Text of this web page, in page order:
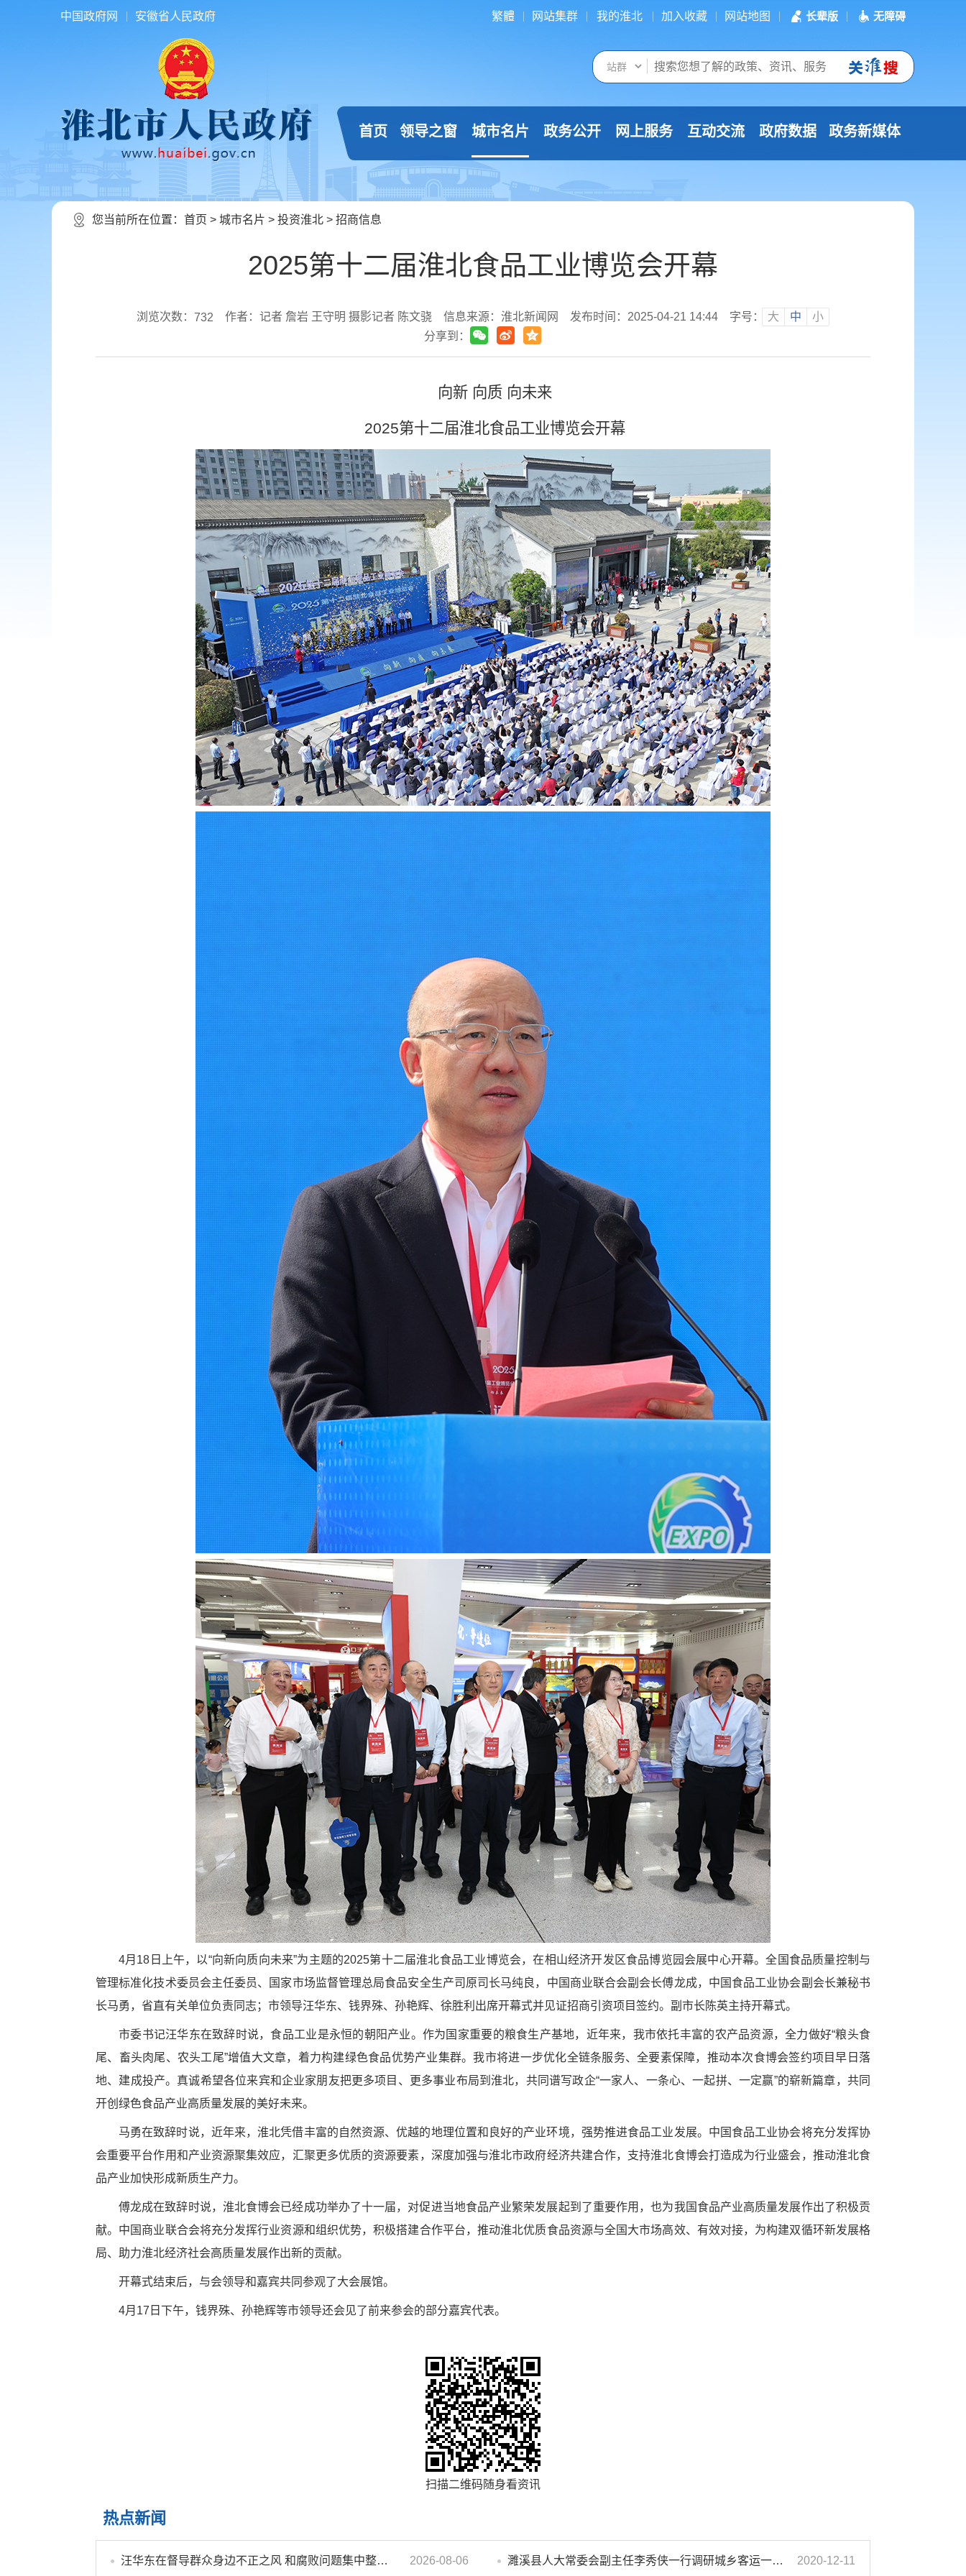
中国政府网 安徽省人民政府 繁體 网站集群 我的淮北 加入收藏 网站地图 长辈版 无障碍
首页 领导之窗 城市名片 政务公开 网上服务 互动交流 政府数据 政务新媒体
您当前所在位置： 首页 > 城市名片 > 投资淮北 > 招商信息
2025第十二届淮北食品工业博览会开幕
浏览次数： 732 作者：记者 詹岩 王守明 摄影记者 陈文骁 信息来源：淮北新闻网 发布时间：2025-04-21 14:44 字号： 大 中
小
分享到：
向新 向质 向未来
2025第十二届淮北食品工业博览会开幕
4月18日上午，以“向新向质向未来”为主题的2025第十二届淮北食品工业博览会，在相山经济开发区食品博览园会展中心开幕。全国食品质量控制与
管理标准化技术委员会主任委员、国家市场监督管理总局食品安全生产司原司长马纯良，中国商业联合会副会长傅龙成，中国食品工业协会副会长兼秘书
长马勇，省直有关单位负责同志；市领导汪华东、钱界殊、孙艳辉、徐胜利出席开幕式并见证招商引资项目签约。副市长陈英主持开幕式。
市委书记汪华东在致辞时说，食品工业是永恒的朝阳产业。作为国家重要的粮食生产基地，近年来，我市依托丰富的农产品资源，全力做好“粮头食
尾、畜头肉尾、农头工尾”增值大文章，着力构建绿色食品优势产业集群。我市将进一步优化全链条服务、全要素保障，推动本次食博会签约项目早日落
地、建成投产。真诚希望各位来宾和企业家朋友把更多项目、更多事业布局到淮北，共同谱写政企“一家人、一条心、一起拼、一定赢”的崭新篇章，共同
开创绿色食品产业高质量发展的美好未来。
马勇在致辞时说，近年来，淮北凭借丰富的自然资源、优越的地理位置和良好的产业环境，强势推进食品工业发展。中国食品工业协会将充分发挥协
会重要平台作用和产业资源聚集效应，汇聚更多优质的资源要素，深度加强与淮北市政府经济共建合作，支持淮北食博会打造成为行业盛会，推动淮北食
品产业加快形成新质生产力。
傅龙成在致辞时说，淮北食博会已经成功举办了十一届，对促进当地食品产业繁荣发展起到了重要作用，也为我国食品产业高质量发展作出了积极贡
献。中国商业联合会将充分发挥行业资源和组织优势，积极搭建合作平台，推动淮北优质食品资源与全国大市场高效、有效对接，为构建双循环新发展格
局、助力淮北经济社会高质量发展作出新的贡献。
开幕式结束后，与会领导和嘉宾共同参观了大会展馆。
4月17日下午，钱界殊、孙艳辉等市领导还会见了前来参会的部分嘉宾代表。
扫描二维码随身看资讯
热点新闻
汪华东在督导群众身边不正之风 和腐败问题集中整治工作时强调 以更高标准更实举措纵深推进集中整治 不断增强人民群众获得感幸福感安全感 2026-08-06 濉溪县人大常委会副主任李秀侠一行调研城乡客运一体化和治超工作 2020-12-11